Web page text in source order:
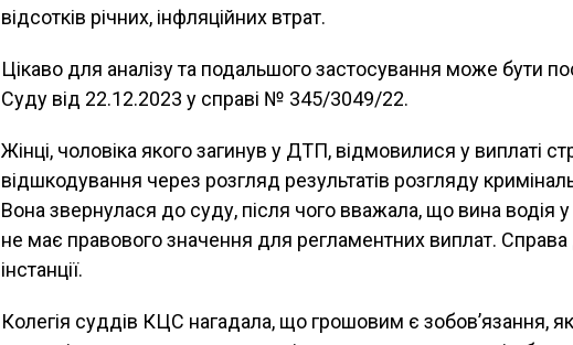
відсотків річних, інфляційних втрат.
Цікаво для аналізу та подальшого застосування може бути
Суду від 22.12.2023 у справі № 345/3049/22.
Жінці, чоловіка якого загинув у ДТП, відмовилися у виплаті
відшкодування через розгляд результатів розгляду
Вона звернулася до суду, після чого вважала, що вина водія
не має правового значення для регламентних виплат. Справа
інстанції.
Колегія суддів КЦС нагадала, що грошовим є зобов’язання,